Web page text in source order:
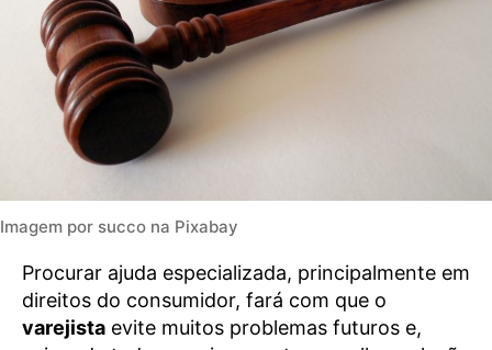
Imagem por succo na Pixabay
Procurar ajuda especializada, principalmente em
direitos do consumidor, fará com que o
varejista evite muitos problemas futuros e,